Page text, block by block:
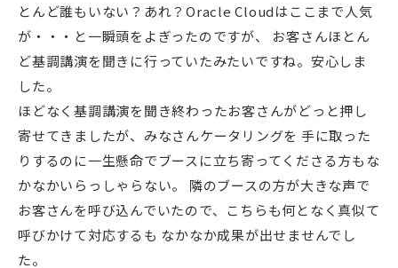
とんど誰もいない？あれ？Oracle Cloudはここまで人気
が・・・と一瞬頭をよぎったのですが、 お客さんほとん
ど基調講演を聞きに行っていたみたいですね。安心しま
した。
ほどなく基調講演を聞き終わったお客さんがどっと押し
寄せてきましたが、みなさんケータリングを 手に取った
りするのに一生懸命でブースに立ち寄ってくださる方もな
かなかいらっしゃらない。 隣のブースの方が大きな声で
お客さんを呼び込んでいたので、こちらも何となく真似て
呼びかけて対応するも なかなか成果が出せませんでし
た。